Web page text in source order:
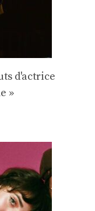
d'actrice
»